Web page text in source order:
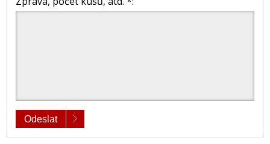
Odeslat